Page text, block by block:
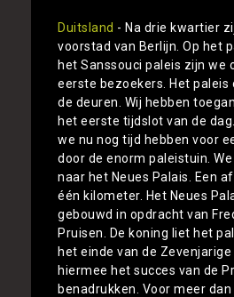
Duitsland - Na drie kwartier
voorstad van Berlijn. Op het
het Sanssouci paleis zijn we
eerste bezoekers. Het
de deuren. Wij hebben
het eerste tijdslot van de
we nu nog tijd hebben voor
door de enorm paleistuin.
naar het Neues Palais. Een
één kilometer. Het Neues
gebouwd in opdracht van
Pruisen. De koning liet het
het einde van de
hiermee het succes van de
benadrukken. Voor meer